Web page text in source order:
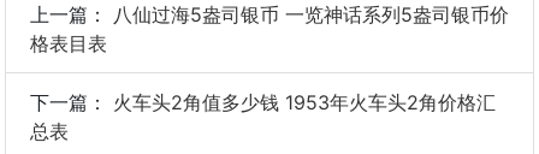
上一篇： 八仙过海5盎司银币 一览神话系列5盎司银币价
格表目表
下一篇： 火车头2角值多少钱 1953年火车头2角价格汇
总表